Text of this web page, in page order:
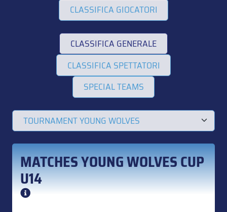
CLASSIFICA GIOCATORI
CLASSIFICA GENERALE
CLASSIFICA SPETTATORI
SPECIAL TEAMS
MATCHES YOUNG WOLVES CUP
U14